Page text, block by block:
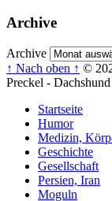
Archive
Archive
↑ Nach oben ↑ ©
Preckel -
Startseite
Humor
Medizin,
Geschichte
Gesellschaft
Persien, Iran
Moguln